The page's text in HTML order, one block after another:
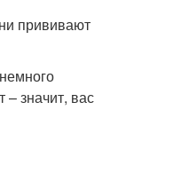
прививают
– значит, вас